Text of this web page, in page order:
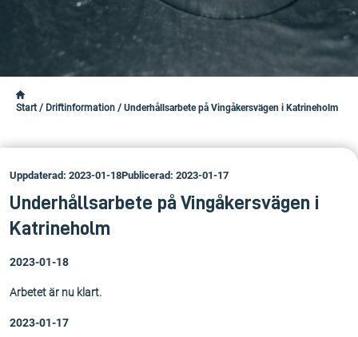
Start / Driftinformation / Underhållsarbete på Vingåkersvägen i Katrineholm
Uppdaterad: 2023-01-18Publicerad: 2023-01-17
Underhållsarbete på Vingåkersvägen i
Katrineholm
2023-01-18
Arbetet är nu klart.
2023-01-17